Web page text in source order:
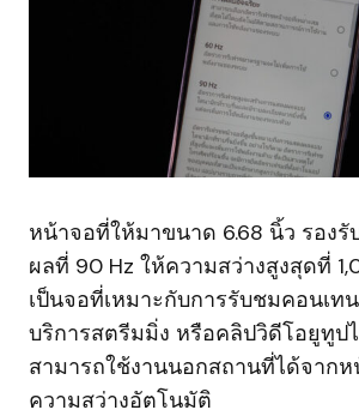
หน้าจอที่ให้มาขนาด 6.68 นิ้ว รองรั
ผลที่ 90 Hz ให้ความสว่างสูงสุดที่
เป็นจอที่เหมาะกับการรับชมคอนเท
บริการสตรีมมิ่ง หรือคลิปวิดีโอยูทูป
สามารถใช้งานนอกสถานที่ได้จาก
ความสว่างอัตโนมัติ